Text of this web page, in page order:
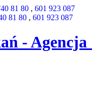
81 80 , 601 923 087
81 80 , 601 923 087